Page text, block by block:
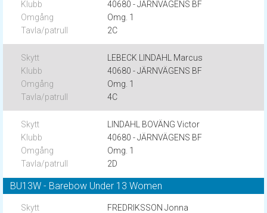
40680 - JÄRNVÄGENS BF
Omg. 1
2C
LEBECK LINDAHL Marcus
40680 - JÄRNVÄGENS BF
Omg. 1
4C
LINDAHL BOVÄNG Victor
40680 - JÄRNVÄGENS BF
Omg. 1
2D
BU13W - Barebow Under 13 Women
FREDRIKSSON Jonna